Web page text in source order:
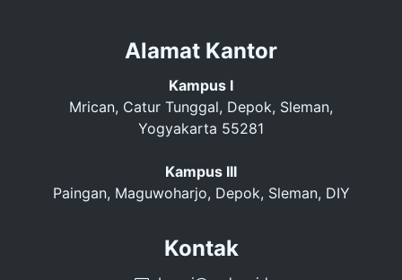
Alamat Kantor
Kampus I
Mrican, Catur Tunggal, Depok, Sleman,
Yogyakarta 55281
Kampus III
Paingan, Maguwoharjo, Depok, Sleman, DIY
Kontak